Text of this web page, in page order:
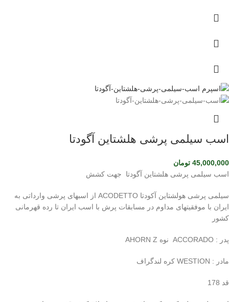
اسب سیلمی پرشی هلشتاین آگودتا
45,000,000 تومان
اسب سیلمی پرشی هلشتاین آگودتا جهت کشش
سیلمی پرشی هولشتاین آکودتا ACODETTO از اسبهای پرشی وارداتی به
ایران با موفقیتهای مداوم در مسابقات پرش با اسب ایران تا رده قهرمانی
کشور
پدر : ACCORADO نوه AHORN Z
مادر : WESTION کره لندگراف
قد 178